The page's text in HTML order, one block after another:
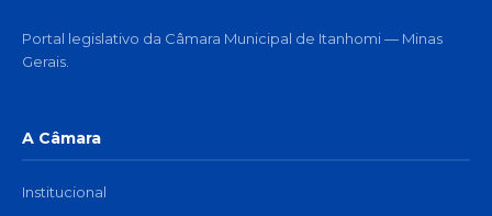
Portal legislativo da Câmara Municipal de Itanhomi — Minas
Gerais.
A Câmara
Institucional